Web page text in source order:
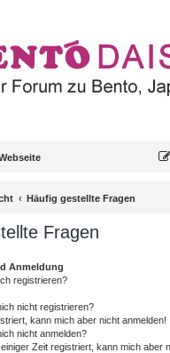
Häufig gestellte Fragen
Fragen
Anmeldung
registrieren?
nicht registrieren?
kann mich aber nicht anmelden!
nicht anmelden?
Zeit registriert, kann mich aber